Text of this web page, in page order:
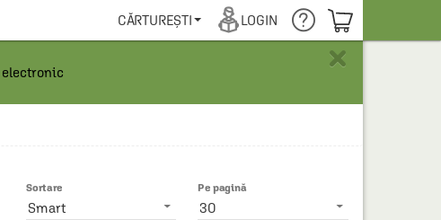
CĂRTUREȘTI LOGIN COȘUL TĂU
×
electronic
Pe pagină
30
Sortare
Smart